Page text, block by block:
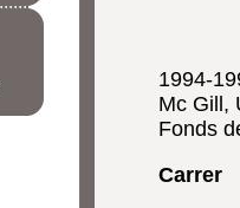
1994-
Mc Gill,
Fonds
Carrer